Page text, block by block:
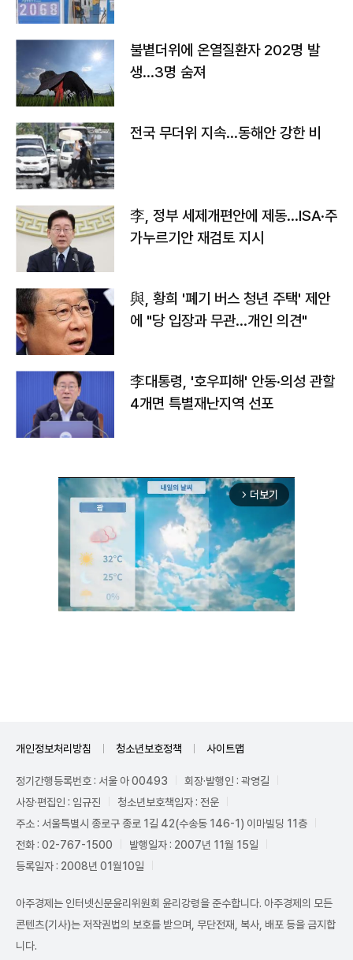
불볕더위에 온열질환자 202명 발
생…3명 숨져
전국 무더위 지속…동해안 강한 비
李, 정부 세제개편안에 제동…ISA·주
가누르기안 재검토 지시
與, 황희 '폐기 버스 청년 주택' 제안
에 "당 입장과 무관…개인 의견"
李대통령, '호우피해' 안동·의성 관할
4개면 특별재난지역 선포
arrow_forward_ios 더보기
개인정보처리방침 청소년보호정책 사이트맵
정기간행등록번호 : 서울 아 00493
회장·발행인 : 곽영길
사장·편집인 : 임규진
청소년보호책임자 : 전운
주소 : 서울특별시 종로구 종로 1길 42(수송동 146-1) 이마빌딩 11층
전화 : 02-767-1500
발행일자 : 2007년 11월 15일
등록일자 : 2008년 01월10일
아주경제는 인터넷신문윤리위원회 윤리강령을 준수합니다. 아주경제의 모든
콘텐츠(기사)는 저작권법의 보호를 받으며, 무단전재, 복사, 배포 등을 금지합
니다.